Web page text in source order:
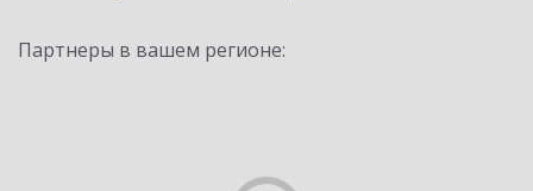
Партнеры в вашем регионе: